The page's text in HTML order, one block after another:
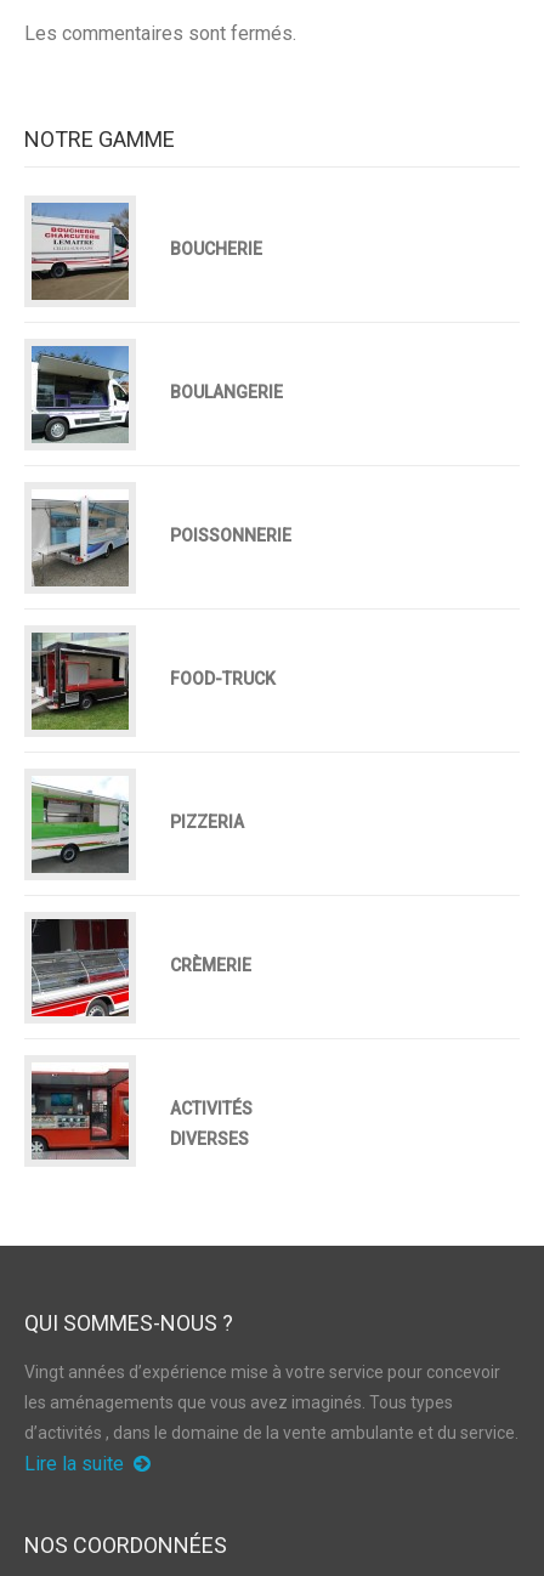
Les commentaires sont fermés.
NOTRE GAMME
BOUCHERIE
BOULANGERIE
POISSONNERIE
FOOD-TRUCK
PIZZERIA
CRÈMERIE
ACTIVITÉS
DIVERSES
QUI SOMMES-NOUS ?
Vingt années d’expérience mise à votre service pour concevoir
les aménagements que vous avez imaginés. Tous types
d’activités , dans le domaine de la vente ambulante et du service.
Lire la suite
NOS COORDONNÉES